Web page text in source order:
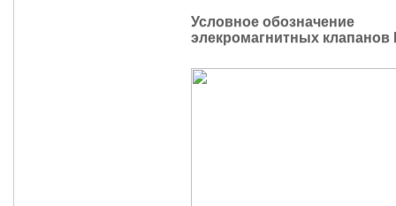
Условное обозначение
элекромагнитных